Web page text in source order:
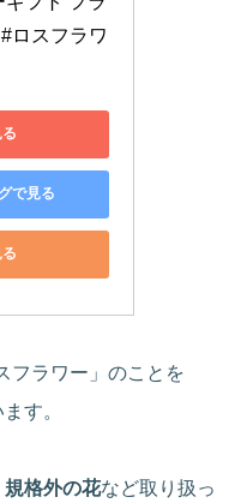
ロスフラワ
で見る
フラワー」のことを
す。
格外の花など取り扱っ